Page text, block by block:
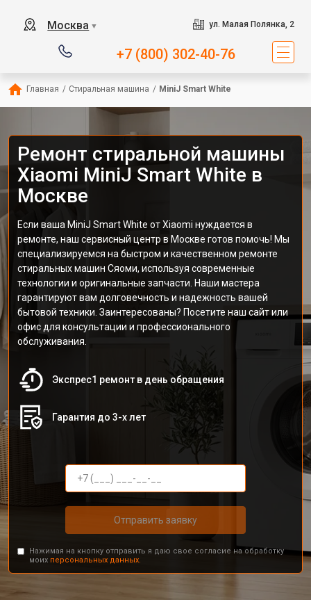
Москва ▼ ул. Малая Полянка, 2
+7 (800) 302-40-76
Главная / Стиральная машина / MiniJ Smart White
Ремонт стиральной машины
Xiaomi MiniJ Smart White в
Москве
Если ваша MiniJ Smart White от Xiaomi нуждается в
ремонте, наш сервисный центр в Москве готов помочь! Мы
специализируемся на быстром и качественном ремонте
стиральных машин Сяоми, используя современные
технологии и оригинальные запчасти. Наши мастера
гарантируют вам долговечность и надежность вашей
бытовой техники. Заинтересованы? Посетите наш сайт или
офис для консультации и профессионального
обслуживания.
Экспрес1 ремонт в день обращения
Гарантия до 3-х лет
Отправить заявку
Нажимая на кнопку отправить я даю свое согласие на обработку
моих персональных данных.